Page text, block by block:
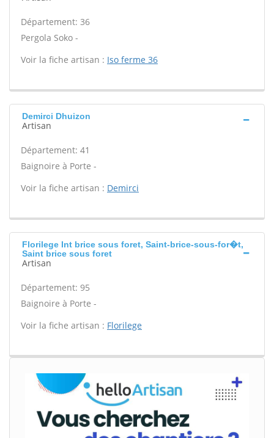
Département: 36
Pergola Soko -
Voir la fiche artisan : Iso ferme 36
Demirci Dhuizon
Artisan
Département: 41
Baignoire à Porte -
Voir la fiche artisan : Demirci
Florilege Int brice sous foret, Saint-brice-sous-for�t,
Saint brice sous foret
Artisan
Département: 95
Baignoire à Porte -
Voir la fiche artisan : Florilege